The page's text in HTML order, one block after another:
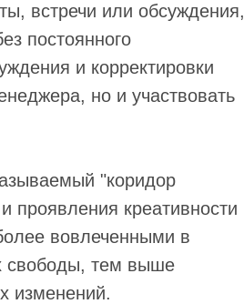
встречи или обсуждения,
постоянного
и корректировки
но и участвовать
"коридор
проявления креативности
вовлеченными в
свободы, тем выше
изменений.